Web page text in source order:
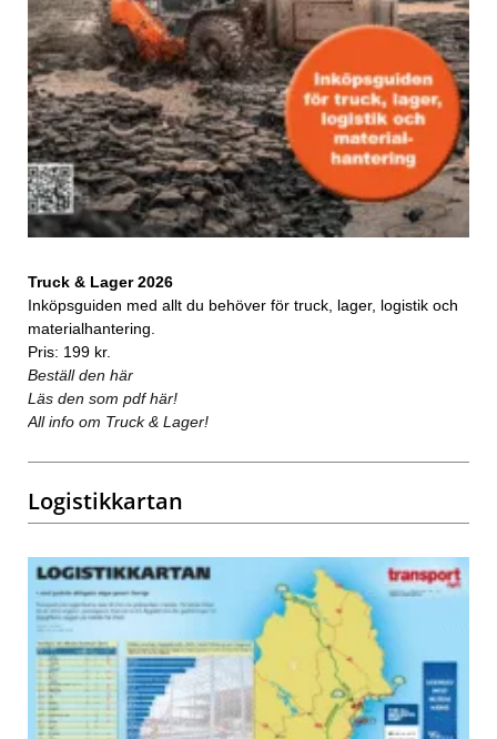
Truck & Lager 2026
Inköpsguiden med allt du behöver för truck, lager, logistik och
materialhantering.
Pris: 199 kr.
Beställ den här
Läs den som pdf här!
All info om Truck & Lager!
Logistikkartan